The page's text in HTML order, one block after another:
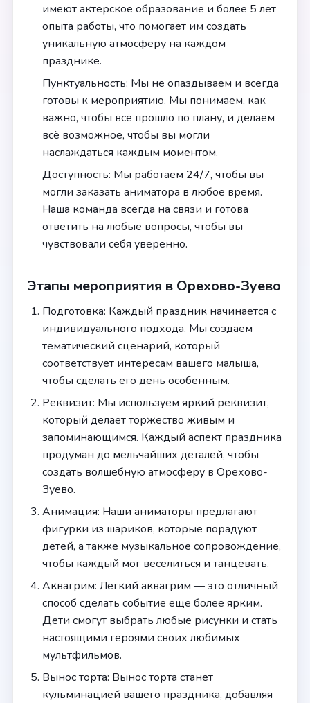
имеют актерское образование и более 5 лет
опыта работы, что помогает им создать
уникальную атмосферу на каждом
празднике.
Пунктуальность: Мы не опаздываем и всегда
готовы к мероприятию. Мы понимаем, как
важно, чтобы всё прошло по плану, и делаем
всё возможное, чтобы вы могли
наслаждаться каждым моментом.
Доступность: Мы работаем 24/7, чтобы вы
могли заказать аниматора в любое время.
Наша команда всегда на связи и готова
ответить на любые вопросы, чтобы вы
чувствовали себя уверенно.
Этапы мероприятия в Орехово-Зуево
Подготовка: Каждый праздник начинается с
индивидуального подхода. Мы создаем
тематический сценарий, который
соответствует интересам вашего малыша,
чтобы сделать его день особенным.
Реквизит: Мы используем яркий реквизит,
который делает торжество живым и
запоминающимся. Каждый аспект праздника
продуман до мельчайших деталей, чтобы
создать волшебную атмосферу в Орехово-
Зуево.
Анимация: Наши аниматоры предлагают
фигурки из шариков, которые порадуют
детей, а также музыкальное сопровождение,
чтобы каждый мог веселиться и танцевать.
Аквагрим: Легкий аквагрим — это отличный
способ сделать событие еще более ярким.
Дети смогут выбрать любые рисунки и стать
настоящими героями своих любимых
мультфильмов.
Вынос торта: Вынос торта станет
кульминацией вашего праздника, добавляя